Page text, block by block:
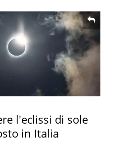
l'eclissi di sole
in Italia